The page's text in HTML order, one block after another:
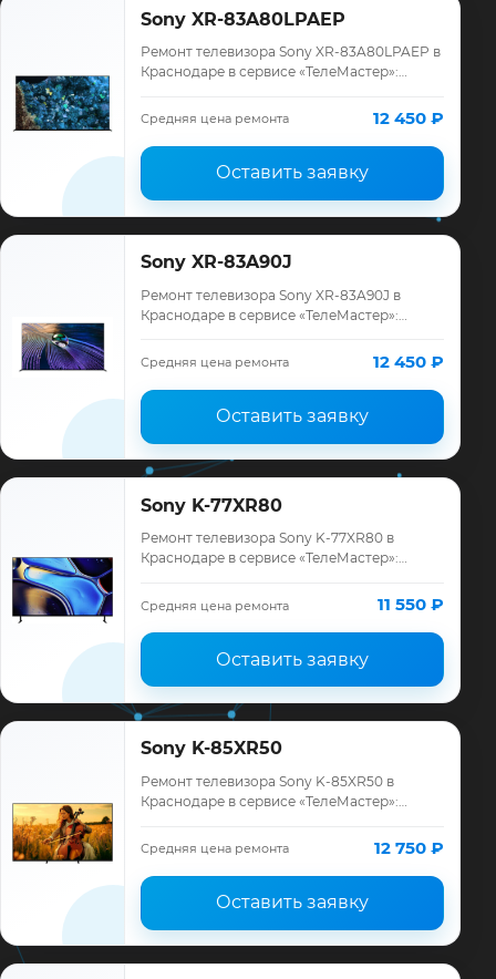
Sony XR-83A80LPAEP
Ремонт телевизора Sony XR-83A80LPAEP в
Краснодаре в сервисе «ТелеМастер»:
ремонта, запчасти и гарантия до 12
Средняя цена ремонта 12 450 ₽
Оставить заявку
Sony XR-83A90J
Ремонт телевизора Sony XR-83A90J в
Краснодаре в сервисе «ТелеМастер»:
ремонта, запчасти и гарантия до 12
месяцев.
Средняя цена ремонта 12 450 ₽
Оставить заявку
Sony K-77XR80
Ремонт телевизора Sony K-77XR80 в
Краснодаре в сервисе «ТелеМастер»:
ремонта, запчасти и гарантия до 12
месяцев.
Средняя цена ремонта 11 550 ₽
Оставить заявку
Sony K-85XR50
Ремонт телевизора Sony K-85XR50 в
Краснодаре в сервисе «ТелеМастер»:
ремонта, запчасти и гарантия до 12
месяцев.
Средняя цена ремонта 12 750 ₽
Оставить заявку